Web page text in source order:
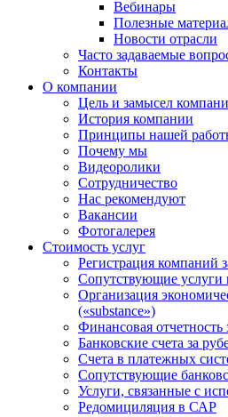
Вебинары
Полезные
Новости отрасли
Часто задаваемые
Контакты
О компании
Цель и замысел
История компании
Принципы нашей
Почему мы
Видеоролики
Сотрудничество
Нас рекомендуют
Вакансии
Фотогалерея
Стоимость услуг
Регистрация компаний
Сопутствующие услуги
Организация
(«substance»)
Финансовая
Банковские счета за
Счета в платежных
Сопутствующие
Услуги, связанные с
Редомициляция в САР